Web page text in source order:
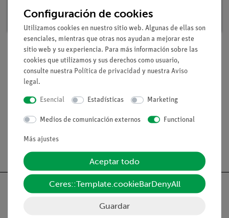
Plazo de entrega: En stock
Volumen de suministro
Medios / Descargas
Configuración de cookies
Utilizamos cookies en nuestro sitio web. Algunas de ellas son
esenciales, mientras que otras nos ayudan a mejorar este
sitio web y su experiencia. Para más información sobre las
cookies que utilizamos y sus derechos como usuario,
consulte nuestra Política de privacidad y nuestra Aviso
legal.
Esencial Estadísticas Marketing
Medios de comunicación externos Functional
Más ajustes
Aceptar todo
Ceres::Template.cookieBarDenyAll
Guardar